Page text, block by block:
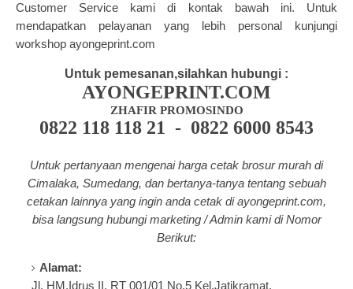
Customer Service kami di kontak bawah ini. Untuk
mendapatkan pelayanan yang lebih personal kunjungi
workshop ayongeprint.com
Untuk pemesanan,silahkan hubungi :
AYONGEPRINT.COM
ZHAFIR PROMOSINDO
0822 118 118 21 - 0822 6000 8543
Untuk pertanyaan mengenai harga cetak brosur murah di
Cimalaka, Sumedang, dan bertanya-tanya tentang sebuah
cetakan lainnya yang ingin anda cetak di ayongeprint.com,
bisa langsung hubungi marketing / Admin kami di Nomor
Berikut:
Alamat:
Jl. HM.Idrus II, RT 001/01 No.5 Kel.Jatikramat,